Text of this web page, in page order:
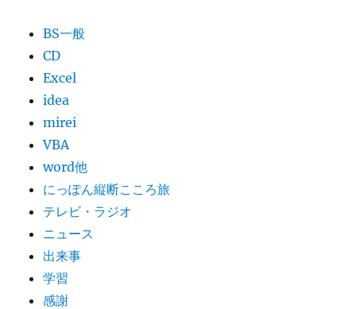
BS一般
CD
Excel
idea
mirei
VBA
word他
にっぽん縦断こころ旅
テレビ・ラジオ
ニュース
出来事
学習
感謝